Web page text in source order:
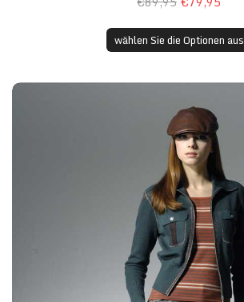
wählen Sie die Optionen aus